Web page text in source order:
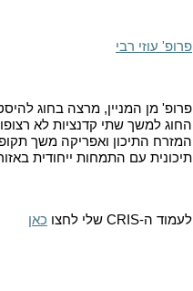
פרופ' עוזי רבי
פרופ' מן המניין, מרצה בחוג
החוג למשך שתי קדנציות לא
המזרח התיכון ואפריקה משך
תיכונית עם התמחות ייחודית
לעמוד ה-CRIS שלי לחצו כאן